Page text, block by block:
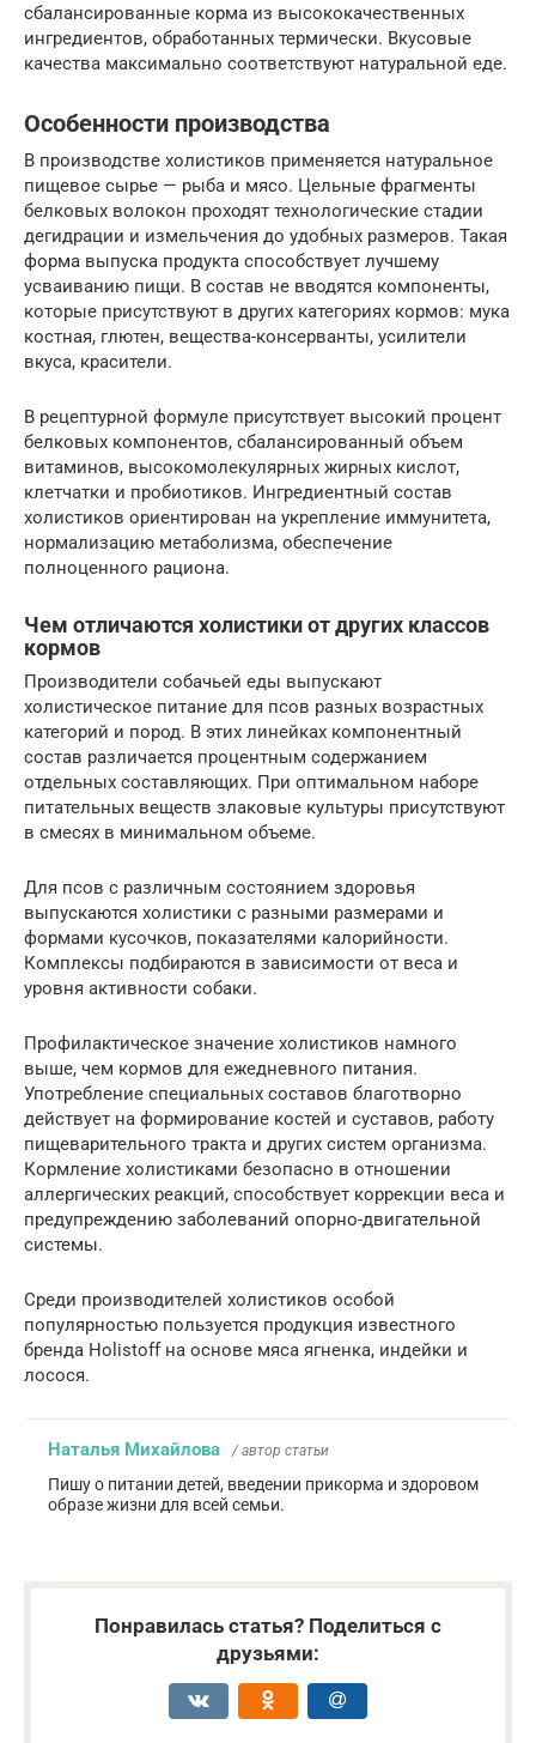
сбалансированные корма из высококачественных
ингредиентов, обработанных термически. Вкусовые
качества максимально соответствуют натуральной еде.
Особенности производства
В производстве холистиков применяется натуральное
пищевое сырье — рыба и мясо. Цельные фрагменты
белковых волокон проходят технологические стадии
дегидрации и измельчения до удобных размеров. Такая
форма выпуска продукта способствует лучшему
усваиванию пищи. В состав не вводятся компоненты,
которые присутствуют в других категориях кормов: мука
костная, глютен, вещества-консерванты, усилители
вкуса, красители.
В рецептурной формуле присутствует высокий процент
белковых компонентов, сбалансированный объем
витаминов, высокомолекулярных жирных кислот,
клетчатки и пробиотиков. Ингредиентный состав
холистиков ориентирован на укрепление иммунитета,
нормализацию метаболизма, обеспечение
полноценного рациона.
Чем отличаются холистики от других классов
кормов
Производители собачьей еды выпускают
холистическое питание для псов разных возрастных
категорий и пород. В этих линейках компонентный
состав различается процентным содержанием
отдельных составляющих. При оптимальном наборе
питательных веществ злаковые культуры присутствуют
в смесях в минимальном объеме.
Для псов с различным состоянием здоровья
выпускаются холистики с разными размерами и
формами кусочков, показателями калорийности.
Комплексы подбираются в зависимости от веса и
уровня активности собаки.
Профилактическое значение холистиков намного
выше, чем кормов для ежедневного питания.
Употребление специальных составов благотворно
действует на формирование костей и суставов, работу
пищеварительного тракта и других систем организма.
Кормление холистиками безопасно в отношении
аллергических реакций, способствует коррекции веса и
предупреждению заболеваний опорно-двигательной
системы.
Среди производителей холистиков особой
популярностью пользуется продукция известного
бренда Holistoff на основе мяса ягненка, индейки и
лосося.
Наталья Михайлова / автор статьи
Пишу о питании детей, введении прикорма и здоровом
образе жизни для всей семьи.
Понравилась статья? Поделиться с
друзьями: